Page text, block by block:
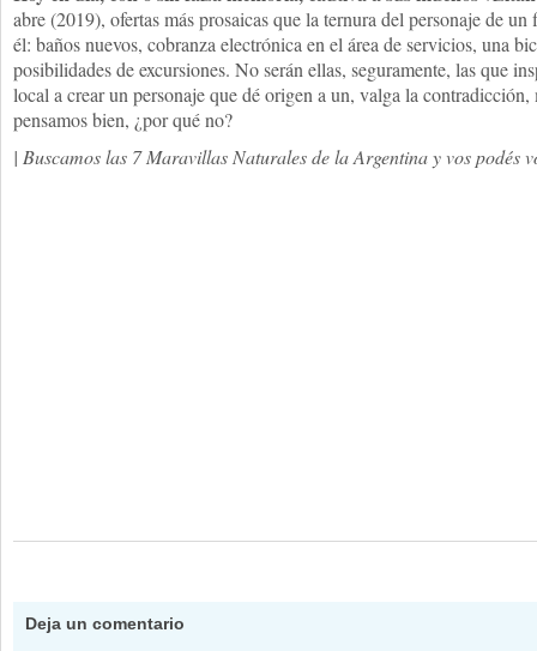
abre (2019), ofertas más prosaicas que la ternura del personaje de
él: baños nuevos, cobranza electrónica en el área de servicios, una
posibilidades de excursiones. No serán ellas, seguramente, las que
local a crear un personaje que dé origen a un, valga la
pensamos bien, ¿por qué no?
| Buscamos las 7 Maravillas Naturales de la Argentina y vos podés
Deja un comentario